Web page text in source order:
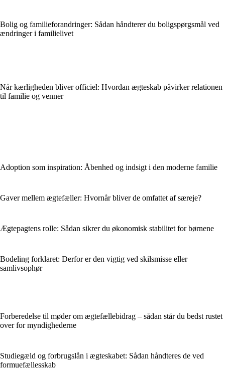
Bolig og familieforandringer: Sådan håndterer du boligspørgsmål ved
ændringer i familielivet
Når kærligheden bliver officiel: Hvordan ægteskab påvirker relationen
til familie og venner
Adoption som inspiration: Åbenhed og indsigt i den moderne familie
Gaver mellem ægtefæller: Hvornår bliver de omfattet af særeje?
Ægtepagtens rolle: Sådan sikrer du økonomisk stabilitet for børnene
Bodeling forklaret: Derfor er den vigtig ved skilsmisse eller
samlivsophør
Forberedelse til møder om ægtefællebidrag – sådan står du bedst rustet
over for myndighederne
Studiegæld og forbrugslån i ægteskabet: Sådan håndteres de ved
formuefællesskab